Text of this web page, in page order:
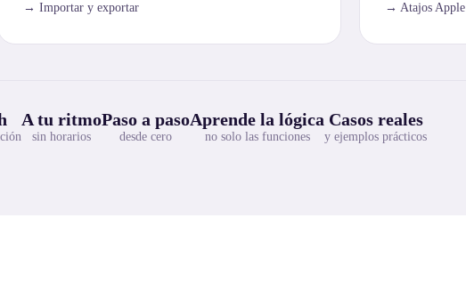
Importar y exportar
Atajos Apple
A tu ritmo
sin horarios
Paso a paso
desde cero
Aprende la lógica
no solo las funciones
Casos reales
y ejemplos prácticos